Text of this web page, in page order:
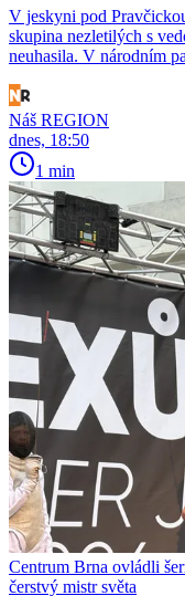
V jeskyni pod
skupina nezletilých s
neuhasila. V národním
Náš REGION
dnes, 18:50
1 min
Centrum Brna ovládli
čerstvý mistr světa